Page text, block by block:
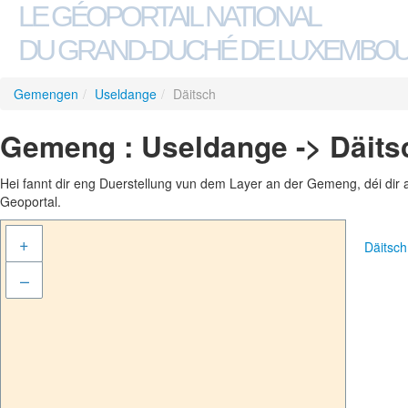
LE GÉOPORTAIL NATIONAL
DU GRAND-DUCHÉ DE
Gemengen / Useldange / Däitsch
Gemeng : Useldange ->
Hei fannt dir eng Duerstellung vun dem Layer an der Gemeng, déi
Geoportal.
+
–